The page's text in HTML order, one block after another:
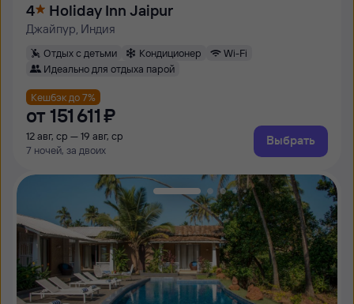
4 Holiday Inn Jaipur
Джайпур, Индия
Отдых с детьми Кондиционер
Wi-Fi
Идеально для отдыха парой
Кешбэк до 7%
от 151 ⁠611 ⁠₽
12 авг, ср — 19 авг, ср
7 ночей, за двоих
Выбрать